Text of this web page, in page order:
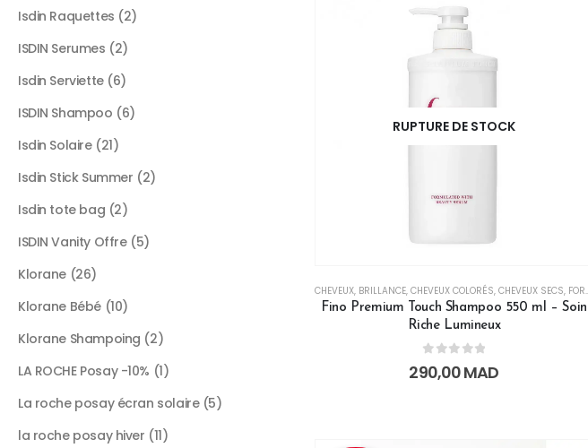
RUPTURE DE STOCK
CHEVEUX, BRILLANCE, CHEVEUX COLORÉS, CHEVEUX SECS, FORTIFIANT
Fino Premium Touch Shampoo 550 ml – Soin
Riche Lumineux
0out of 5
290,00MAD
Isdin Raquettes 2
ISDIN Serumes 2
Isdin Serviette 6
ISDIN Shampoo 6
Isdin Solaire 21
Isdin Stick Summer 2
Isdin tote bag 2
ISDIN Vanity Offre 5
Klorane 26
Klorane Bébé 10
Klorane Shampoing 2
LA ROCHE Posay -10% 1
La roche posay écran solaire 5
la roche posay hiver 11